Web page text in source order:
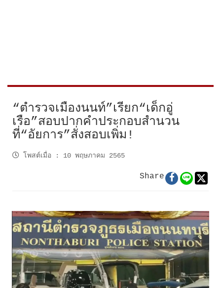
“ตำรวจเมืองนนท์”เรียก“เด็กอู่
เรือ”สอบปากคำประกอบสำนวน
ที่“อัยการ”สั่งสอบเพิ่ม!
โพสต์เมื่อ : 10 พฤษภาคม 2565
Share